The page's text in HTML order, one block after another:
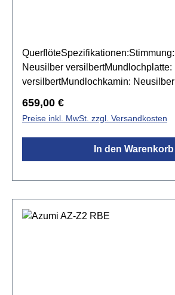
Neusilber
versilbertMundlochkamin: Neusilber
FußMechanik: Neusilber
Mechanikinkl. Yamaha FLC-220
FLB-400EII Tasche
Regulärer Preis:
659,00 €
Preise inkl. MwSt. zzgl. Versandkosten
In den Warenkorb